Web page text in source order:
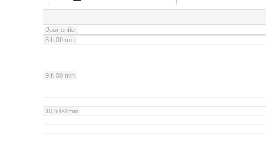
Jour entier
7 h 00 min
8 h 00 min
9 h 00 min
10 h 00 min